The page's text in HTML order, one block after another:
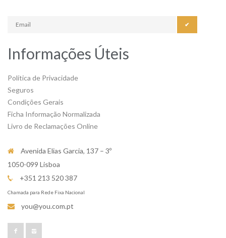
✔
Informações Úteis
Política de Privacidade
Seguros
Condições Gerais
Ficha Informação Normalizada
Livro de Reclamações Online
Avenida Elias Garcia, 137 – 3º
1050-099 Lisboa
+351 213 520 387
Chamada para Rede Fixa Nacional
you@you.com.pt